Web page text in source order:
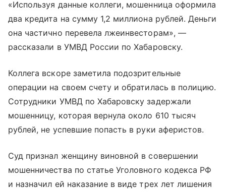
«Используя данные коллеги, мошенница оформила
два кредита на сумму 1,2 миллиона рублей. Деньги
она частично перевела лжеинвесторам», —
рассказали в УМВД России по Хабаровску.
Коллега вскоре заметила подозрительные
операции на своем счету и обратилась в полицию.
Сотрудники УМВД по Хабаровску задержали
мошенницу, которая вернула около 610 тысяч
рублей, не успевшие попасть в руки аферистов.
Суд признал женщину виновной в совершении
мошенничества по статье Уголовного кодекса РФ
и назначил ей наказание в виде трех лет лишения